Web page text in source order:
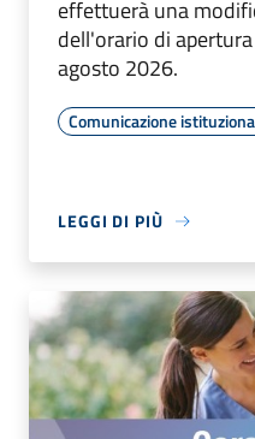
effettuerà una
dell'orario di
agosto 2026.
Comunicazione
LEGGI DI PIÙ